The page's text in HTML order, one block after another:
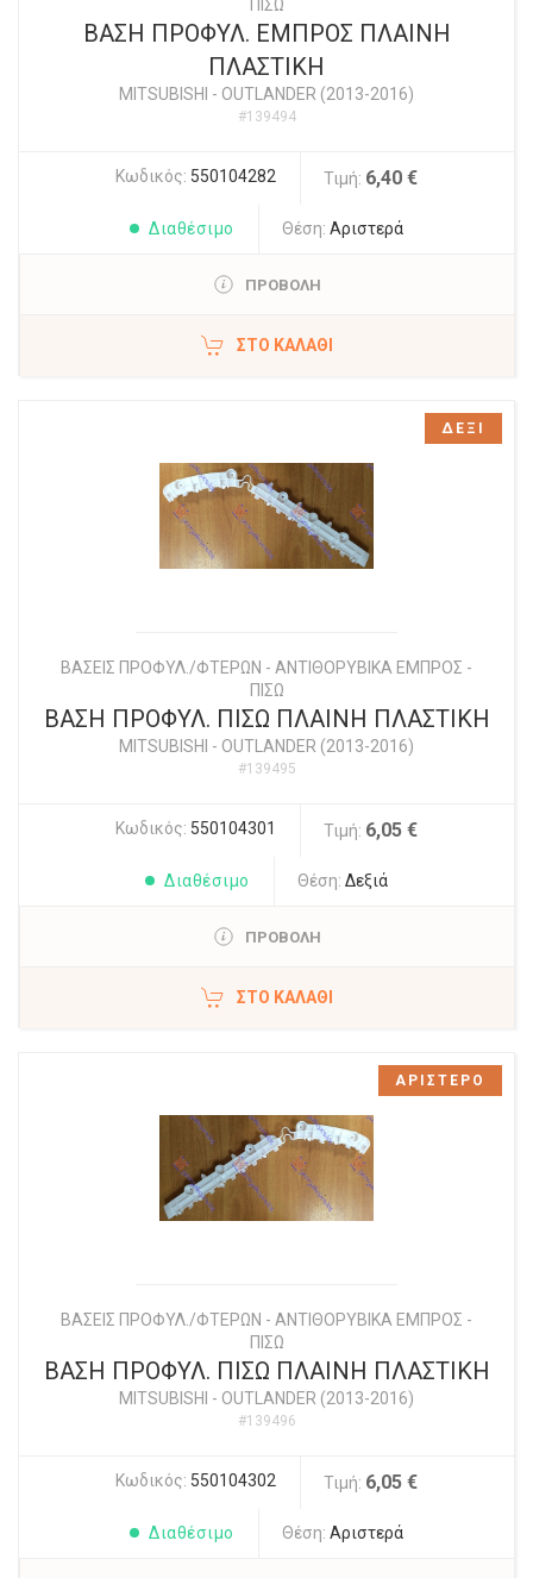
ΠΙΣΩ
ΒΑΣΗ ΠΡΟΦΥΛ. ΕΜΠΡΟΣ ΠΛΑΙΝΗ
ΠΛΑΣΤΙΚΗ
MITSUBISHI - OUTLANDER (2013-2016)
#139494
Κωδικός: 550104282 Τιμή: 6,40 €
Διαθέσιμο Θέση: Αριστερά
ΠΡΟΒΟΛΗ
ΣΤΟ ΚΑΛΆΘΙ
ΒΑΣΕΙΣ ΠΡΟΦΥΛ./ΦΤΕΡΩΝ - ΑΝΤΙΘΟΡΥΒΙΚΑ ΕΜΠΡΟΣ -
ΠΙΣΩ
ΒΑΣΗ ΠΡΟΦΥΛ. ΠΙΣΩ ΠΛΑΙΝΗ ΠΛΑΣΤΙΚΗ
MITSUBISHI - OUTLANDER (2013-2016)
#139495
Κωδικός: 550104301 Τιμή: 6,05 €
Διαθέσιμο Θέση: Δεξιά
ΠΡΟΒΟΛΗ
ΣΤΟ ΚΑΛΆΘΙ
ΔΕΞΙ
ΒΑΣΕΙΣ ΠΡΟΦΥΛ./ΦΤΕΡΩΝ - ΑΝΤΙΘΟΡΥΒΙΚΑ ΕΜΠΡΟΣ -
ΠΙΣΩ
ΒΑΣΗ ΠΡΟΦΥΛ. ΠΙΣΩ ΠΛΑΙΝΗ ΠΛΑΣΤΙΚΗ
MITSUBISHI - OUTLANDER (2013-2016)
#139496
Κωδικός: 550104302 Τιμή: 6,05 €
Διαθέσιμο Θέση: Αριστερά
ΑΡΙΣΤΕΡΟ